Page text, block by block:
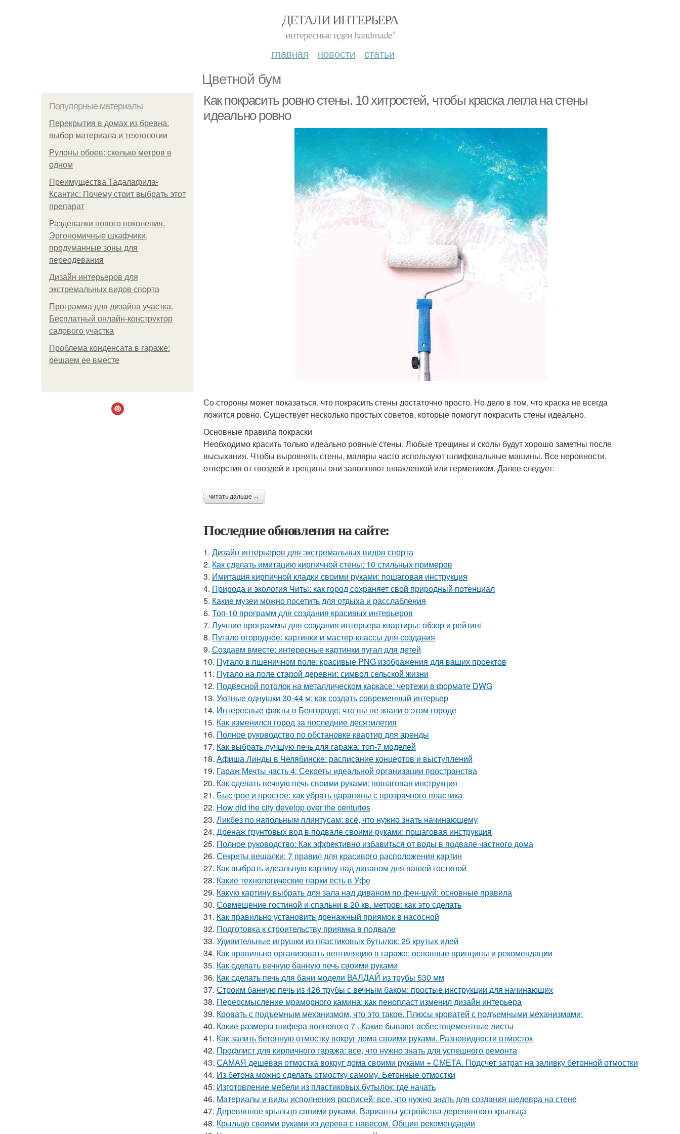
ДЕТАЛИ ИНТЕРЬЕРА
интересные идеи handmade!
главная новости статьи
Цветной бум
Популярные материалы
Перекрытия в домах из бревна:
выбор материала и технологии
Рулоны обоев: сколько метров в
одном
Преимущества Тадалафила-
Ксантис: Почему стоит выбрать этот
препарат
Раздевалки нового поколения.
Эргономичные шкафчики,
продуманные зоны для
переодевания
Дизайн интерьеров для
экстремальных видов спорта
Программа для дизайна участка.
Бесплатный онлайн-конструктор
садового участка
Проблема конденсата в гараже:
решаем ее вместе
Как покрасить ровно стены. 10 хитростей, чтобы краска легла на стены
идеально ровно
Со стороны может показаться, что покрасить стены достаточно просто. Но дело в том, что краска не всегда
ложится ровно. Существует несколько простых советов, которые помогут покрасить стены идеально.
Основные правила покраски
Необходимо красить только идеально ровные стены. Любые трещины и сколы будут хорошо заметны после
высыхания. Чтобы выровнять стены, маляры часто используют шлифовальные машины. Все неровности,
отверстия от гвоздей и трещины они заполняют шпаклевкой или герметиком. Далее следует:
читать дальше →
Последние обновления на сайте:
1. Дизайн интерьеров для экстремальных видов спорта
2. Как сделать имитацию кирпичной стены: 10 стильных примеров
3. Имитация кирпичной кладки своими руками: пошаговая инструкция
4. Природа и экология Читы: как город сохраняет свой природный потенциал
5. Какие музеи можно посетить для отдыха и расслабления
6. Топ-10 программ для создания красивых интерьеров
7. Лучшие программы для создания интерьера квартиры: обзор и рейтинг
8. Пугало огородное: картинки и мастер-классы для создания
9. Создаем вместе: интересные картинки пугал для детей
10. Пугало в пшеничном поле: красивые PNG изображения для ваших проектов
11. Пугало на поле старой деревни: символ сельской жизни
12. Подвесной потолок на металлическом каркасе: чертежи в формате DWG
13. Уютные однушки 30-44 м: как создать современный интерьер
14. Интересные факты о Белгороде: что вы не знали о этом городе
15. Как изменился город за последние десятилетия
16. Полное руководство по обстановке квартир для аренды
17. Как выбрать лучшую печь для гаража: топ-7 моделей
18. Афиша Линды в Челябинске: расписание концертов и выступлений
19. Гараж Мечты часть 4: Секреты идеальной организации пространства
20. Как сделать вечную печь своими руками: пошаговая инструкция
21. Быстрое и простое: как убрать царапины с прозрачного пластика
22. How did the city develop over the centuries
23. Ликбез по напольным плинтусам: всё, что нужно знать начинающему
24. Дренаж грунтовых вод в подвале своими руками: пошаговая инструкция
25. Полное руководство: Как эффективно избавиться от воды в подвале частного дома
26. Секреты вешалки: 7 правил для красивого расположения картин
27. Как выбрать идеальную картину над диваном для вашей гостиной
28. Какие технологические парки есть в Уфе
29. Какую картину выбрать для зала над диваном по фен-шуй: основные правила
30. Совмещение гостиной и спальни в 20 кв. метров: как это сделать
31. Как правильно установить дренажный приямок в насосной
32. Подготовка к строительству приямка в подвале
33. Удивительные игрушки из пластиковых бутылок: 25 крутых идей
34. Как правильно организовать вентиляцию в гараже: основные принципы и рекомендации
35. Как сделать вечную банную печь своими руками
36. Как сделать печь для бани модели ВАЛДАЙ из трубы 530 мм
37. Строим банную печь из 426 трубы с вечным баком: простые инструкции для начинающих
38. Переосмысление мраморного камина: как пенопласт изменил дизайн интерьера
39. Кровать с подъемным механизмом, что это такое. Плюсы кроватей с подъемными механизмами:
40. Какие размеры шифера волнового 7 . Какие бывают асбестоцементные листы
41. Как залить бетонную отмостку вокруг дома своими руками. Разновидности отмосток
42. Профлист для кирпичного гаража: все, что нужно знать для успешного ремонта
43. САМАЯ дешевая отмостка вокруг дома своими руками + СМЕТА. Подсчет затрат на заливку бетонной отмостки
44. Из бетона можно сделать отмостку самому. Бетонные отмостки
45. Изготовление мебели из пластиковых бутылок: где начать
46. Материалы и виды исполнения росписей: все, что нужно знать для создания шедевра на стене
47. Деревянное крыльцо своими руками. Варианты устройства деревянного крыльца
48. Крыльцо своими руками из дерева с навесом. Общие рекомендации